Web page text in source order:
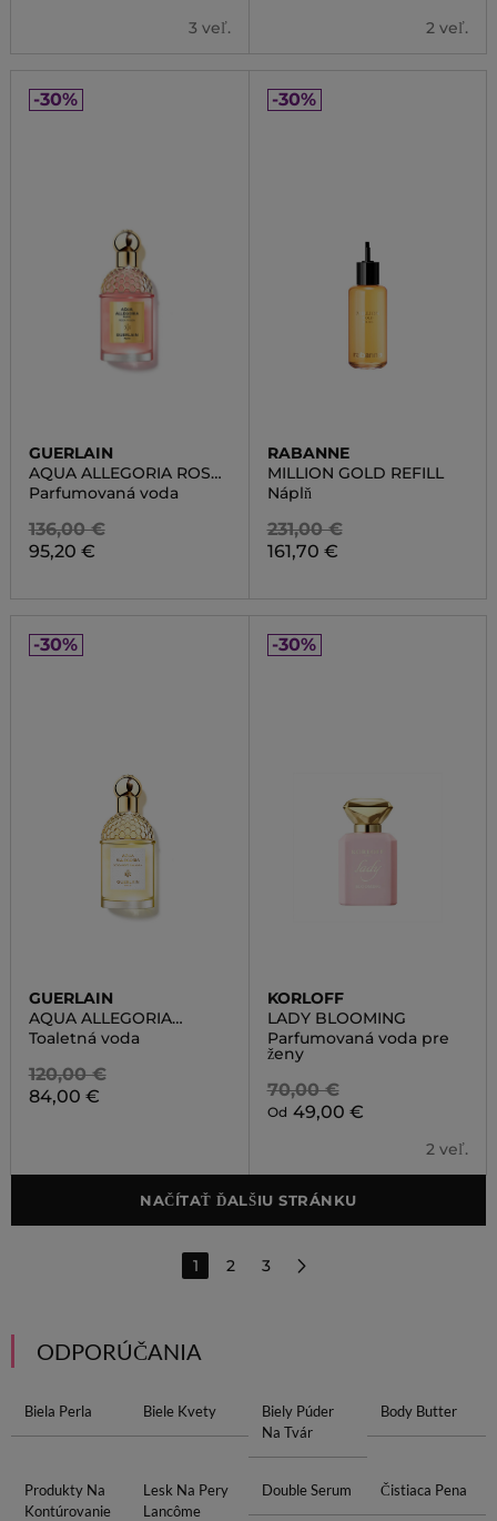
3 veľ. 2 veľ.
-30%
GUERLAIN
AQUA ALLEGORIA ROSA
ROSSA FORTE
Parfumovaná voda
136,00 €
95,20 €
-30%
RABANNE
MILLION GOLD REFILL
Náplň
231,00 €
161,70 €
-30%
GUERLAIN
AQUA ALLEGORIA
BERGAMOTE CALABRIA
Toaletná voda
120,00 €
84,00 €
-30%
KORLOFF
LADY BLOOMING
Parfumovaná voda pre
ženy
70,00 €
Od 49,00 €
2 veľ.
NAČÍTAŤ ĎALŠIU STRÁNKU
1 2 3
ODPORÚČANIA
Biela Perla Biele Kvety
Biely Púder
Na Tvár
Body Butter
Produkty Na
Kontúrovanie
Lesk Na Pery
Lancôme
Double Serum Čistiaca Pena